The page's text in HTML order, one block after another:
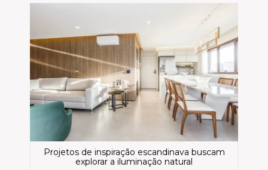
Projetos de inspiração escandinava buscam
explorar a iluminação natural